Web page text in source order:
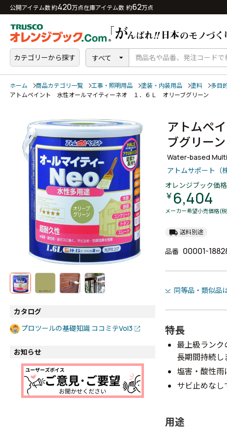
公開アイテム数 約420万点在庫アイテム数 約62万点
カテゴリーから探す すべて
ホーム 商品カテゴリ一覧 工事・照明用品 塗装・内装用品 塗料 多目
アトムペイント 水性オールマイティーネオ １．６Ｌ オリーブグリーン
カタログ
プロツールの基礎知識 ココミテVol3
お知らせ
アトムペ
ブグリー
Water-based
アトムサポート（株
オレンジブック価格
￥ 6,404
メーカー希望小売価格(
local_shipping 送料別途
品番 00001-
同等品・類似品
特長
最上級ランク
長期間持続し
塩害・酸性雨
サビ止めなし
用途